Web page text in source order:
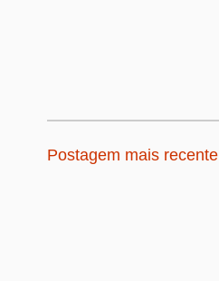
Postagem mais recente